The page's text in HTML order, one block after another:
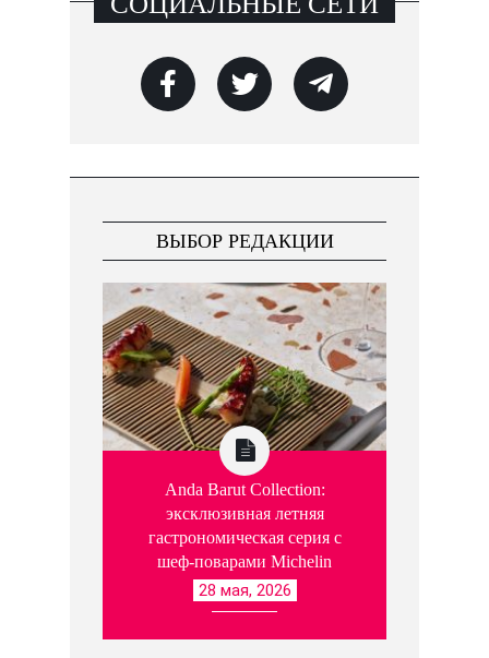
ВЫБОР РЕДАКЦИИ
Anda Barut Collection:
эксклюзивная летняя
гастрономическая серия с
шеф-поварами Michelin
28 мая, 2026